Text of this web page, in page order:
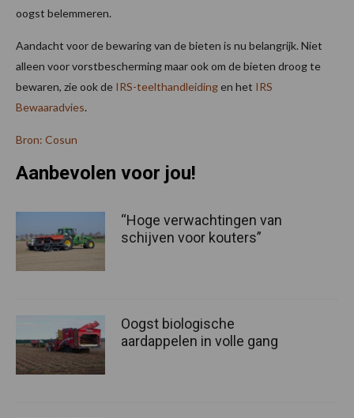
oogst belemmeren.
Aandacht voor de bewaring van de bieten is nu belangrijk. Niet
alleen voor vorstbescherming maar ook om de bieten droog te
bewaren, zie ook de IRS-teelthandleidingen het IRS
Bewaaradvies.
Bron: Cosun
Aanbevolen voor jou!
“Hoge verwachtingen van
schijven voor kouters”
Oogst biologische
aardappelen in volle gang